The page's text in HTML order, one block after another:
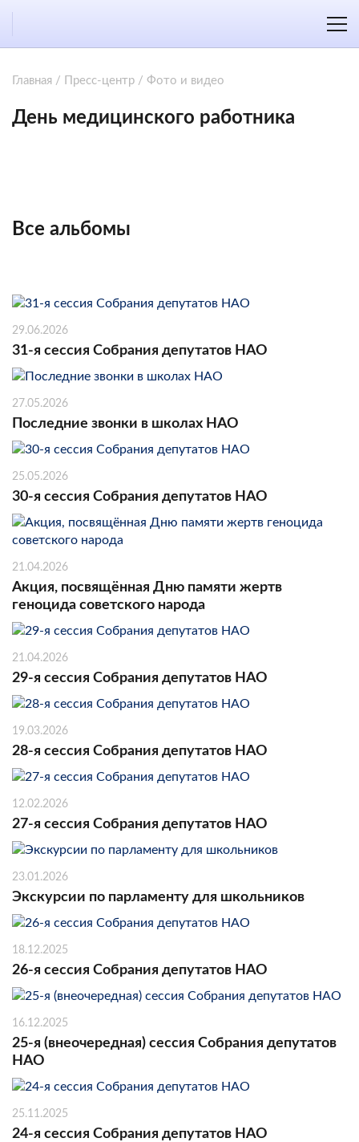
Главная / Пресс-центр / Фото и видео
День медицинского работника
Все альбомы
29.06.2026
31-я сессия Собрания депутатов НАО
27.05.2026
Последние звонки в школах НАО
25.05.2026
30-я сессия Собрания депутатов НАО
21.04.2026
Акция, посвящённая Дню памяти жертв
геноцида советского народа
21.04.2026
29-я сессия Собрания депутатов НАО
19.03.2026
28-я сессия Собрания депутатов НАО
12.02.2026
27-я сессия Собрания депутатов НАО
23.01.2026
Экскурсии по парламенту для школьников
18.12.2025
26-я сессия Собрания депутатов НАО
16.12.2025
25-я (внеочередная) сессия Собрания депутатов
НАО
25.11.2025
24-я сессия Собрания депутатов НАО